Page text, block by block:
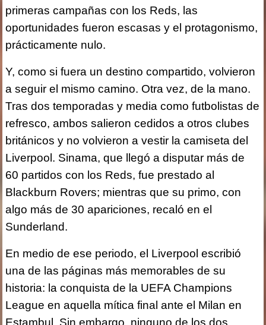
primeras campañas con los Reds, las
oportunidades fueron escasas y el protagonismo,
prácticamente nulo.
Y, como si fuera un destino compartido, volvieron
a seguir el mismo camino. Otra vez, de la mano.
Tras dos temporadas y media como futbolistas de
refresco, ambos salieron cedidos a otros clubes
británicos y no volvieron a vestir la camiseta del
Liverpool. Sinama, que llegó a disputar más de
60 partidos con los Reds, fue prestado al
Blackburn Rovers; mientras que su primo, con
algo más de 30 apariciones, recaló en el
Sunderland.
En medio de ese periodo, el Liverpool escribió
una de las páginas más memorables de su
historia: la conquista de la UEFA Champions
League en aquella mítica final ante el Milan en
Estambul. Sin embargo, ninguno de los dos